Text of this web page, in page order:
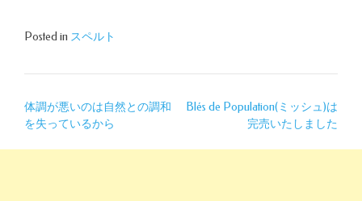
Posted in スペルト
投
稿
ナ
体調が悪いのは自然との調和
を失っているから
Blés de Population(ミッシュ)は
完売いたしました